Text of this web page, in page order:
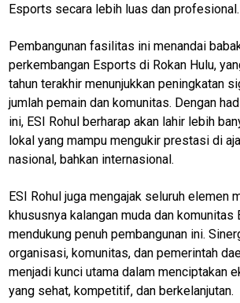
Esports secara lebih luas dan profesional.
Pembangunan fasilitas ini menandai
perkembangan Esports di Rokan Hulu,
tahun terakhir menunjukkan peningkatan
jumlah pemain dan komunitas. Dengan
ini, ESI Rohul berharap akan lahir lebih
lokal yang mampu mengukir prestasi di
nasional, bahkan internasional.
ESI Rohul juga mengajak seluruh elemen
khususnya kalangan muda dan komunitas
mendukung penuh pembangunan ini.
organisasi, komunitas, dan pemerintah
menjadi kunci utama dalam menciptakan
yang sehat, kompetitif, dan berkelanjutan.
Home